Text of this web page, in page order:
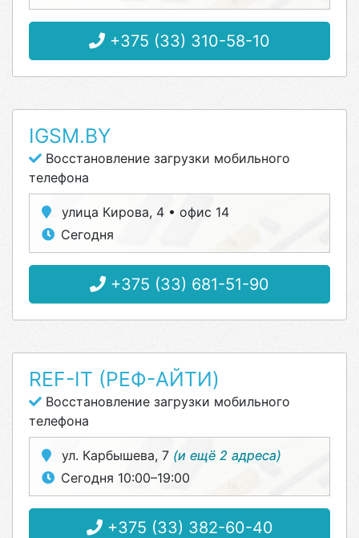
+375 (33) 310-58-10
IGSM.BY
Восстановление загрузки мобильного
телефона
улица Кирова, 4 • офис 14
Сегодня
+375 (33) 681-51-90
REF-IT (РЕФ-АЙТИ)
Восстановление загрузки мобильного
телефона
ул. Карбышева, 7 (и ещё 2 адреса)
Сегодня 10:00–19:00
+375 (33) 382-60-40